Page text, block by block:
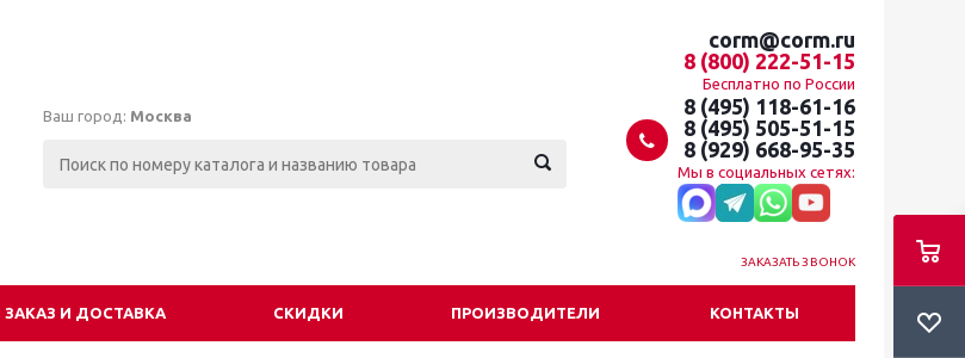
Ваш город: Москва
corm@corm.ru
8 (800) 222-51-15
Бесплатно по России
8 (495) 118-61-16
8 (495) 505-51-15
8 (929) 668-95-35
Мы в социальных сетях:
ЗАКАЗАТЬ ЗВОНОК
ЗАКАЗ И ДОСТАВКА СКИДКИ ПРОИЗВОДИТЕЛИ КОНТАКТЫ